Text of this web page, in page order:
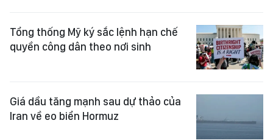
Tổng thống Mỹ ký sắc lệnh hạn chế
quyền công dân theo nơi sinh
Giá dầu tăng mạnh sau dự thảo của
Iran về eo biển Hormuz